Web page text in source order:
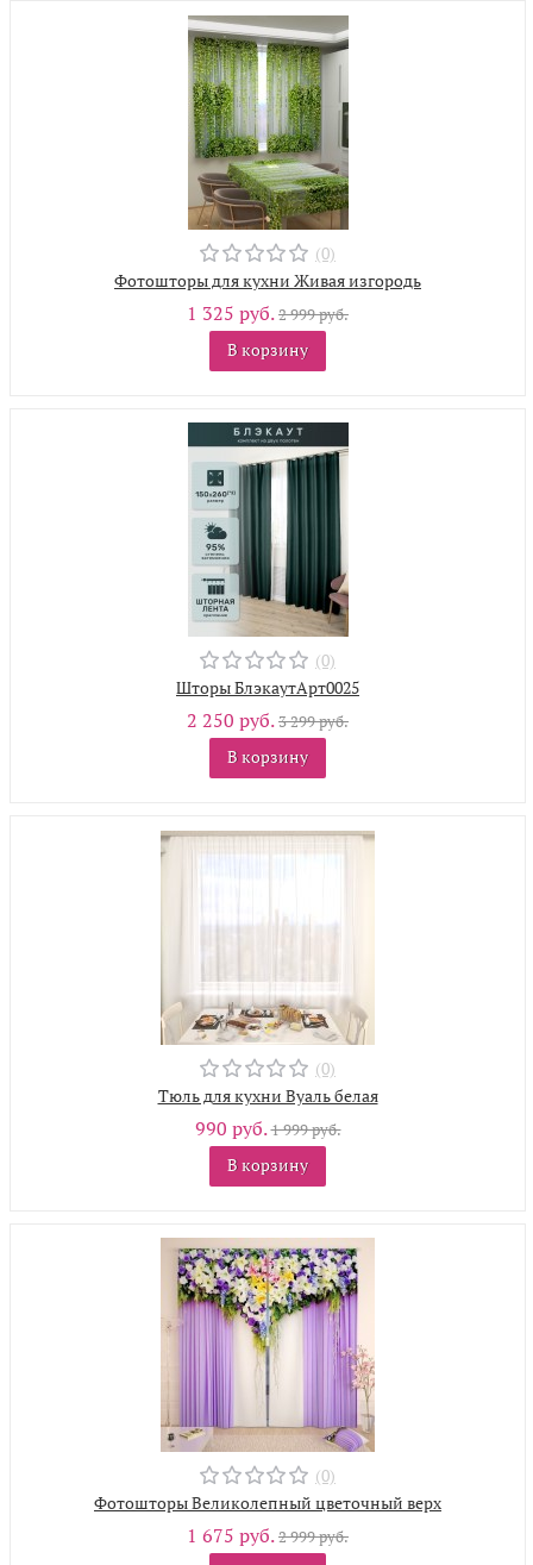
(0)
Фотошторы для кухни Живая изгородь
1 325 руб.2 999 руб.
В корзину
(0)
Шторы БлэкаутАрт0025
2 250 руб.3 299 руб.
В корзину
(0)
Тюль для кухни Вуаль белая
990 руб.1 999 руб.
В корзину
(0)
Фотошторы Великолепный цветочный верх
1 675 руб.2 999 руб.